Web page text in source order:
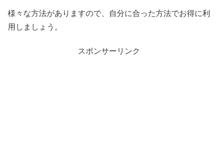
様々な方法がありますので、自分に合った方法でお得に利
用しましょう。
スポンサーリンク